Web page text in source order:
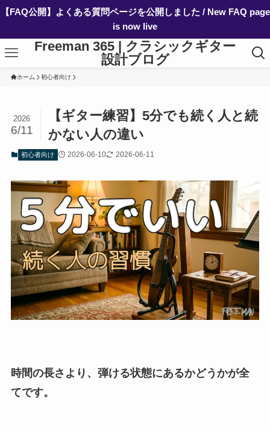
【FAQ公開】よくある質問ページを公開しました / New FAQ page
is now live
Freeman 365 | クラシックギター
設計ブログ
ホーム 初心者向け
【ギター練習】5分でも続く人と続
かない人の違い
2026
6/11
初心者向け 2026-06-10 2026-06-11
時間の長さより、弾ける状態にあるかどうかが全
てです。